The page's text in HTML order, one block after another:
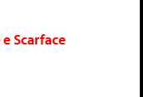
Scarface